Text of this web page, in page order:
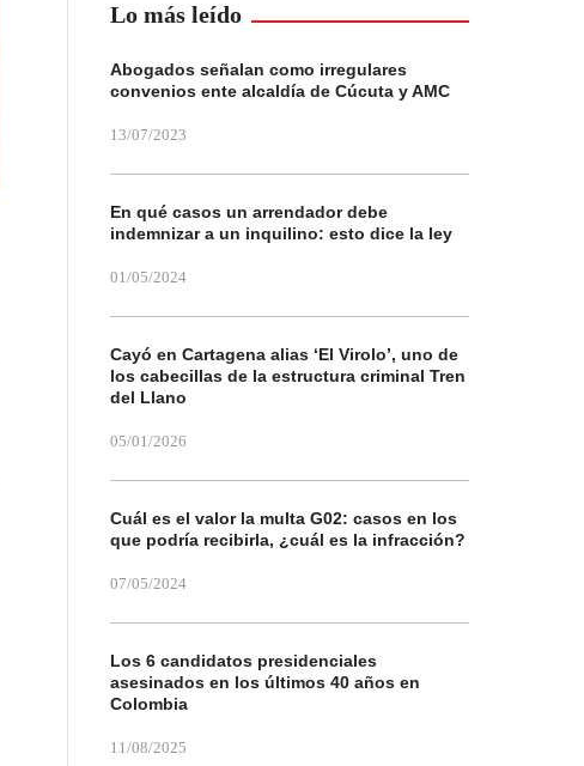
Lo más leído
Abogados señalan como irregulares
convenios ente alcaldía de Cúcuta y AMC
13/07/2023
En qué casos un arrendador debe
indemnizar a un inquilino: esto dice la ley
01/05/2024
Cayó en Cartagena alias ‘El Virolo’, uno de
los cabecillas de la estructura criminal Tren
del Llano
05/01/2026
Cuál es el valor la multa G02: casos en los
que podría recibirla, ¿cuál es la infracción?
07/05/2024
Los 6 candidatos presidenciales
asesinados en los últimos 40 años en
Colombia
11/08/2025